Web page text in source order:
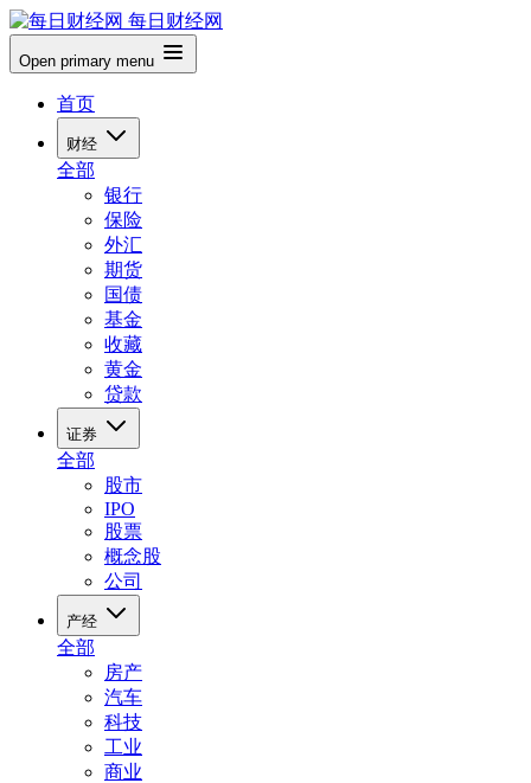
每日财经网
Open primary menu
首页
财经
全部
银行
保险
外汇
期货
国债
基金
收藏
黄金
贷款
证券
全部
股市
IPO
股票
概念股
公司
产经
全部
房产
汽车
科技
工业
商业